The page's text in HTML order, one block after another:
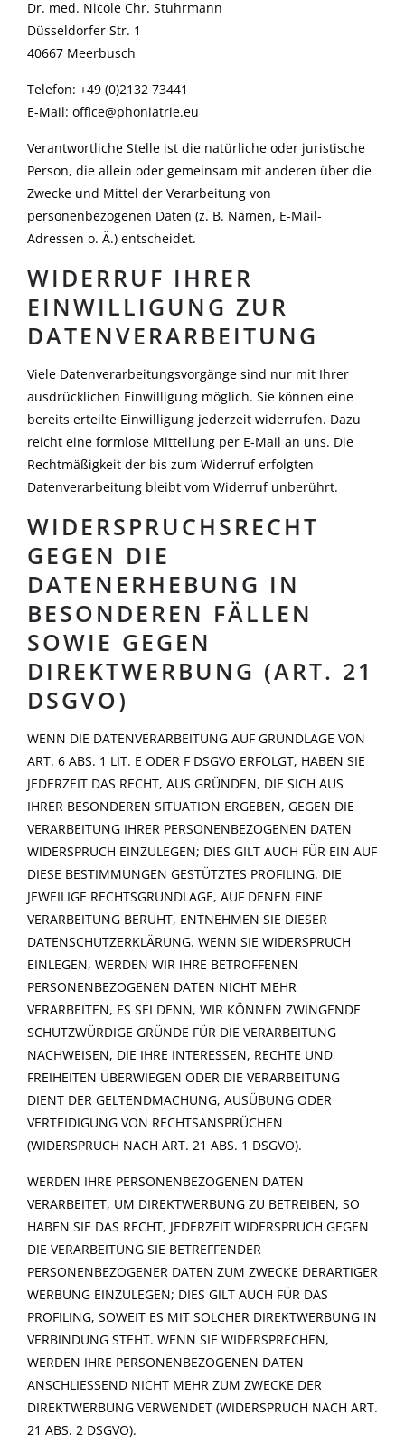
Dr. med. Nicole Chr. Stuhrmann
Düsseldorfer Str. 1
40667 Meerbusch
Telefon: +49 (0)2132 73441
E-Mail: office@phoniatrie.eu
Verantwortliche Stelle ist die natürliche oder juristische
Person, die allein oder gemeinsam mit anderen über die
Zwecke und Mittel der Verarbeitung von
personenbezogenen Daten (z. B. Namen, E-Mail-
Adressen o. Ä.) entscheidet.
WIDERRUF IHRER
EINWILLIGUNG ZUR
DATENVERARBEITUNG
Viele Datenverarbeitungsvorgänge sind nur mit Ihrer
ausdrücklichen Einwilligung möglich. Sie können eine
bereits erteilte Einwilligung jederzeit widerrufen. Dazu
reicht eine formlose Mitteilung per E-Mail an uns. Die
Rechtmäßigkeit der bis zum Widerruf erfolgten
Datenverarbeitung bleibt vom Widerruf unberührt.
WIDERSPRUCHSRECHT
GEGEN DIE
DATENERHEBUNG IN
BESONDEREN FÄLLEN
SOWIE GEGEN
DIREKTWERBUNG (ART. 21
DSGVO)
WENN DIE DATENVERARBEITUNG AUF GRUNDLAGE VON
ART. 6 ABS. 1 LIT. E ODER F DSGVO ERFOLGT, HABEN SIE
JEDERZEIT DAS RECHT, AUS GRÜNDEN, DIE SICH AUS
IHRER BESONDEREN SITUATION ERGEBEN, GEGEN DIE
VERARBEITUNG IHRER PERSONENBEZOGENEN DATEN
WIDERSPRUCH EINZULEGEN; DIES GILT AUCH FÜR EIN AUF
DIESE BESTIMMUNGEN GESTÜTZTES PROFILING. DIE
JEWEILIGE RECHTSGRUNDLAGE, AUF DENEN EINE
VERARBEITUNG BERUHT, ENTNEHMEN SIE DIESER
DATENSCHUTZERKLÄRUNG. WENN SIE WIDERSPRUCH
EINLEGEN, WERDEN WIR IHRE BETROFFENEN
PERSONENBEZOGENEN DATEN NICHT MEHR
VERARBEITEN, ES SEI DENN, WIR KÖNNEN ZWINGENDE
SCHUTZWÜRDIGE GRÜNDE FÜR DIE VERARBEITUNG
NACHWEISEN, DIE IHRE INTERESSEN, RECHTE UND
FREIHEITEN ÜBERWIEGEN ODER DIE VERARBEITUNG
DIENT DER GELTENDMACHUNG, AUSÜBUNG ODER
VERTEIDIGUNG VON RECHTSANSPRÜCHEN
(WIDERSPRUCH NACH ART. 21 ABS. 1 DSGVO).
WERDEN IHRE PERSONENBEZOGENEN DATEN
VERARBEITET, UM DIREKTWERBUNG ZU BETREIBEN, SO
HABEN SIE DAS RECHT, JEDERZEIT WIDERSPRUCH GEGEN
DIE VERARBEITUNG SIE BETREFFENDER
PERSONENBEZOGENER DATEN ZUM ZWECKE DERARTIGER
WERBUNG EINZULEGEN; DIES GILT AUCH FÜR DAS
PROFILING, SOWEIT ES MIT SOLCHER DIREKTWERBUNG IN
VERBINDUNG STEHT. WENN SIE WIDERSPRECHEN,
WERDEN IHRE PERSONENBEZOGENEN DATEN
ANSCHLIESSEND NICHT MEHR ZUM ZWECKE DER
DIREKTWERBUNG VERWENDET (WIDERSPRUCH NACH ART.
21 ABS. 2 DSGVO).